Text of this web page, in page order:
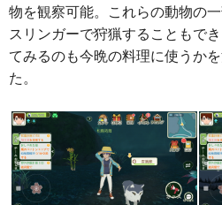
物を観察可能。これらの動物の
スリンガーで狩猟することもで
てみるのも今晩の料理に使うか
た。